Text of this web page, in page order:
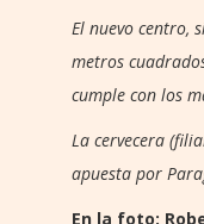
El nuevo centro,
metros
cumple con los
La cervecera
apuesta por
En la foto: